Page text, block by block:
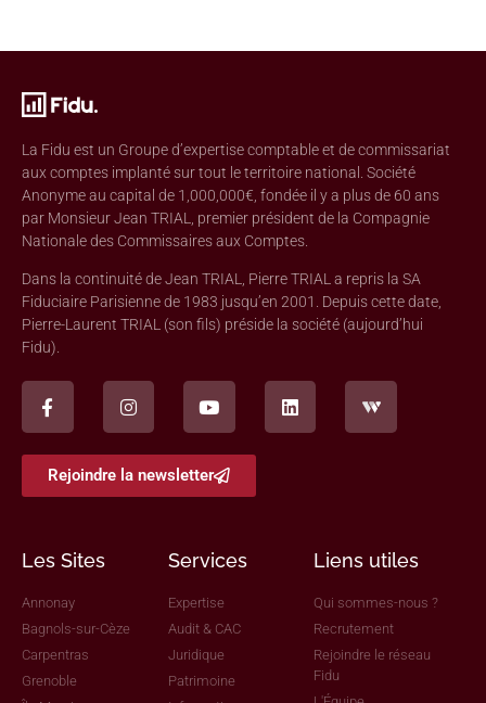
La Fidu est un Groupe d’expertise comptable et de commissariat
aux comptes implanté sur tout le territoire national. Société
Anonyme au capital de 1,000,000€, fondée il y a plus de 60 ans
par Monsieur Jean TRIAL, premier président de la Compagnie
Nationale des Commissaires aux Comptes.
Dans la continuité de Jean TRIAL, Pierre TRIAL a repris la SA
Fiduciaire Parisienne de 1983 jusqu’en 2001. Depuis cette date,
Pierre-Laurent TRIAL (son fils) préside la société (aujourd’hui
Fidu).
Rejoindre la newsletter
Les Sites
Annonay
Bagnols-sur-Cèze
Carpentras
Grenoble
Services
Expertise
Audit & CAC
Juridique
Patrimoine
Liens utiles
Qui sommes-nous ?
Recrutement
Rejoindre le réseau
Fidu